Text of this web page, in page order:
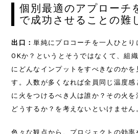
個別最適のアプローチ
で成功させることの難
出口：単純にプロコーチを一人ひと
OKか？というとそうではなくて、組
にどんなインプットをすべきなのかを
す。人数が多くなれば全員同じ温度
に火をつけるべき人は誰か？その火
どうするか？を考えないといけません
色々な観点から、プロジェクトの効